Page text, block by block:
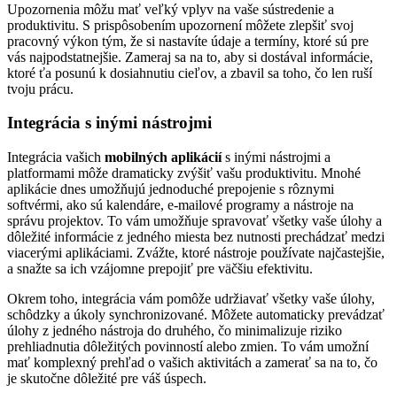
Upozornenia môžu mať veľký vplyv na vaše sústredenie a
produktivitu. S prispôsobením upozornení môžete zlepšiť svoj
pracovný výkon tým, že si nastavíte údaje a termíny, ktoré sú pre
vás najpodstatnejšie. Zameraj sa na to, aby si dostával informácie,
ktoré ťa posunú k dosiahnutiu cieľov, a zbavil sa toho, čo len ruší
tvoju prácu.
Integrácia s inými nástrojmi
Integrácia vašich mobilných aplikáciís inými nástrojmi a
platformami môže dramaticky zvýšiť vašu produktivitu. Mnohé
aplikácie dnes umožňujú jednoduché prepojenie s rôznymi
softvérmi, ako sú kalendáre, e-mailové programy a nástroje na
správu projektov. To vám umožňuje spravovať všetky vaše úlohy a
dôležité informácie z jedného miesta bez nutnosti prechádzať medzi
viacerými aplikáciami. Zvážte, ktoré nástroje používate najčastejšie,
a snažte sa ich vzájomne prepojiť pre väčšiu efektivitu.
Okrem toho, integrácia vám pomôže udržiavať všetky vaše úlohy,
schôdzky a úkoly synchronizované. Môžete automaticky prevádzať
úlohy z jedného nástroja do druhého, čo minimalizuje riziko
prehliadnutia dôležitých povinností alebo zmien. To vám umožní
mať komplexný prehľad o vašich aktivitách a zamerať sa na to, čo
je skutočne dôležité pre váš úspech.